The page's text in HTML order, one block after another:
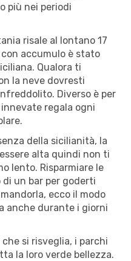
più nei periodi
risale al lontano 17
con accumulo è stato
Qualora ti
la neve dovresti
Diverso è per
regala ogni
della sicilianità, la
alta quindi non ti
lento. Risparmiare le
un bar per goderti
ecco il modo
anche durante i giorni
si risveglia, i parchi
la loro verde bellezza.